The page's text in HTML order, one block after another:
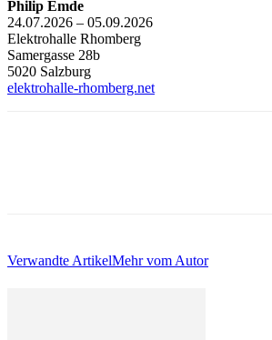
Philip Emde
24.07.2026 – 05.09.2026
Elektrohalle Rhomberg
Samergasse 28b
5020 Salzburg
elektrohalle-rhomberg.net
Verwandte ArtikelMehr vom Autor